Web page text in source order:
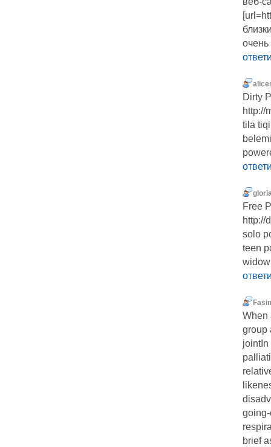
Dirty
http://
tila
Free
http://
solo
teen
When
group
jointIn
brief